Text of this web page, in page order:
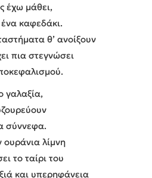
έχω μάθει,
καφεδάκι.
θ’ ανοίξουν
πια στεγνώσει
γαλαξία,
σύννεφα.
λίμνη
το ταίρι του
και υπερηφάνεια